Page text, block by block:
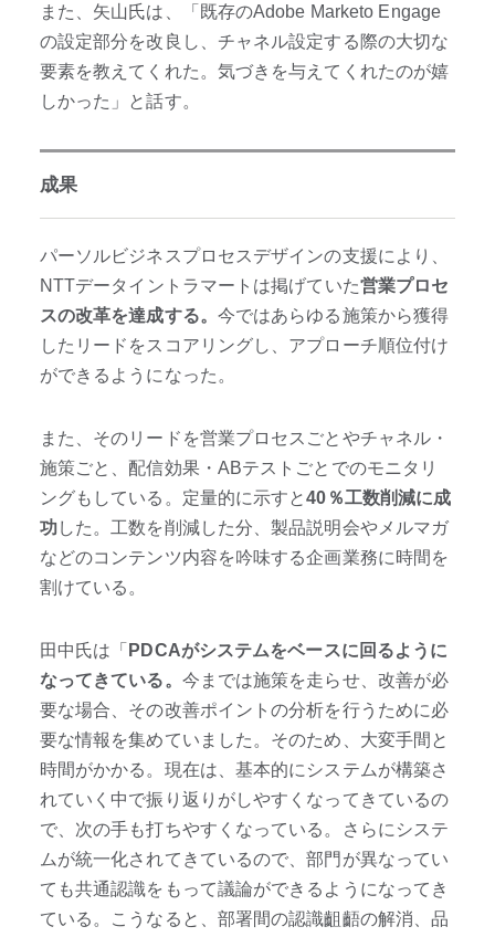
また、矢山氏は、「既存のAdobe Marketo Engage
の設定部分を改良し、チャネル設定する際の大切な
要素を教えてくれた。気づきを与えてくれたのが嬉
しかった」と話す。
成果
パーソルビジネスプロセスデザインの支援により、
NTTデータイントラマートは掲げていた営業プロセ
スの改革を達成する。 今ではあらゆる施策から獲得
したリードをスコアリングし、アプローチ順位付け
ができるようになった。
また、そのリードを営業プロセスごとやチャネル・
施策ごと、配信効果・ABテストごとでのモニタリ
ングもしている。定量的に示すと40％工数削減に成
功した。工数を削減した分、製品説明会やメルマガ
などのコンテンツ内容を吟味する企画業務に時間を
割けている。
田中氏は「 PDCAがシステムをベースに回るように
なってきている。 今までは施策を走らせ、改善が必
要な場合、その改善ポイントの分析を行うために必
要な情報を集めていました。そのため、大変手間と
時間がかかる。現在は、基本的にシステムが構築さ
れていく中で振り返りがしやすくなってきているの
で、次の手も打ちやすくなっている。さらにシステ
ムが統一化されてきているので、部門が異なってい
ても共通認識をもって議論ができるようになってき
ている。こうなると、部署間の認識齟齬の解消、品